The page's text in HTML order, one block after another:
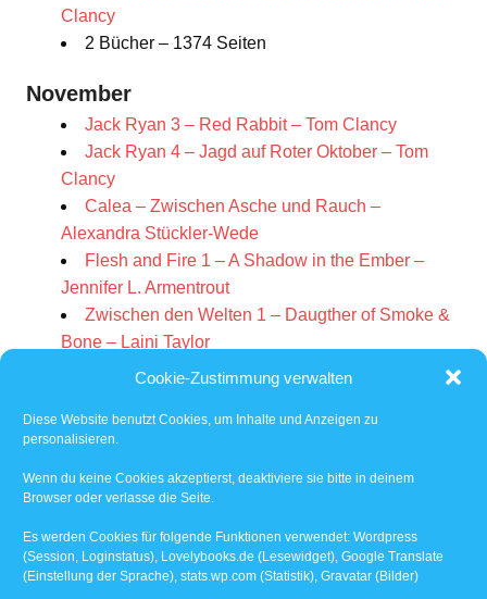
Cookie-Zustimmung verwalten
Diese Website benutzt Cookies, um Inhalte und Anzeigen zu
personalisieren.
Wenn du keine Cookies akzeptierst, deaktiviere sie bitte in deinem
Browser oder verlasse die Seite.
Es werden Cookies für folgende Funktionen verwendet: Wordpress
(Session, Loginstatus), Lovelybooks.de (Lesewidget), Google Translate
(Einstellung der Sprache), stats.wp.com (Statistik), Gravatar (Bilder)
Clancy
2 Bücher – 1374 Seiten
November
Jack Ryan 3 – Red Rabbit – Tom Clancy
Jack Ryan 4 – Jagd auf Roter Oktober – Tom
Clancy
Calea – Zwischen Asche und Rauch –
Alexandra Stückler-Wede
Flesh and Fire 1 – A Shadow in the Ember –
Jennifer L. Armentrout
Zwischen den Welten 1 – Daugther of Smoke &
Bone – Laini Taylor
Zwischen den Welten 2 – Days of Blood &
Cassardim 3 – Jenseits der tanzenden Nebel –
6 Bücher – 3944 Seiten
Dezember
Zwischen den Welten 3 – Dreams of Gods and
Monsters – Laini Taylor